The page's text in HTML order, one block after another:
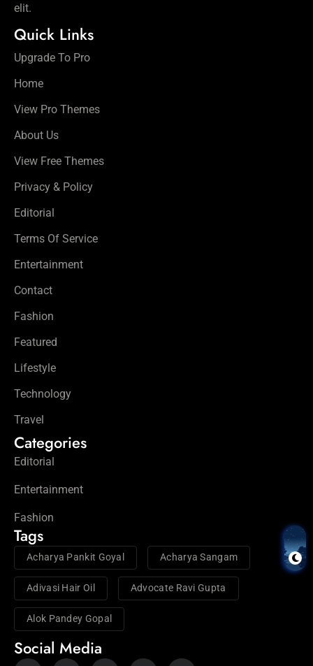
elit.
Quick Links
Upgrade To Pro
Home
View Pro Themes
About Us
View Free Themes
Privacy & Policy
Editorial
Terms Of Service
Entertainment
Contact
Fashion
Featured
Lifestyle
Technology
Travel
Categories
Editorial
Entertainment
Fashion
Tags
Acharya Pankit Goyal Acharya Sangam
Adivasi Hair Oil Advocate Ravi Gupta
Alok Pandey Gopal
Social Media